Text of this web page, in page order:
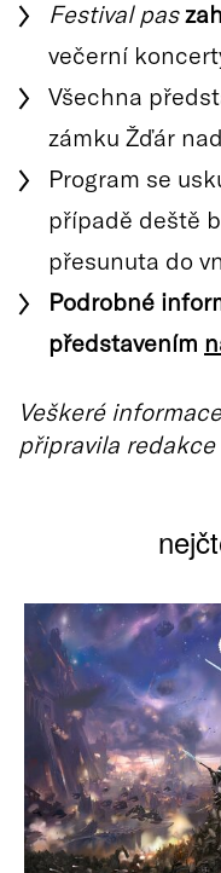
Festival pas
večerní
Všechna
zámku Žďár
Program se
případě deště
přesunuta do
Podrobné
představením
Veškeré
připravila redakce